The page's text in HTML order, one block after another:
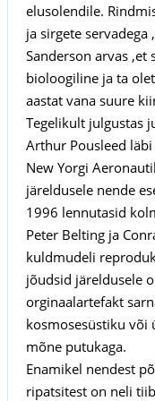
elusolendile.
ja sirgete
Sanderson arvas
bioloogiline ja ta
aastat vana suure
Tegelikult julgustas
Arthur Pousleed
New Yorgi
järeldusele nende
1996 lennutasid
Peter Belting ja
kuldmudeli
jõudsid järeldusele
orginaalartefakt
kosmosesüstiku või
mõne putukaga.
Enamikel nendest
ripatsitest on neli